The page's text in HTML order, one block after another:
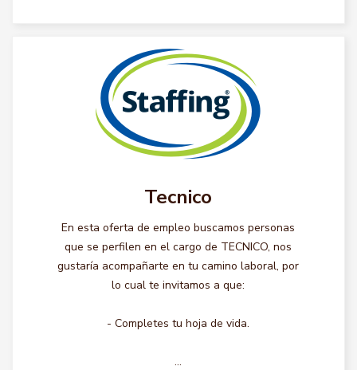
Tecnico
En esta oferta de empleo buscamos personas
que se perfilen en el cargo de TECNICO, nos
gustaría acompañarte en tu camino laboral, por
lo cual te invitamos a que:
- Completes tu hoja de vida.
...